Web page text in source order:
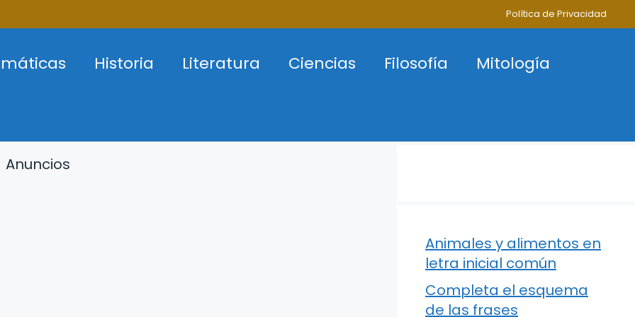
Política de Privacidad
Historia Literatura Ciencias Filosofía
Mitología
Anuncios
Animales y alimentos en
letra inicial común
Completa el esquema
de las frases